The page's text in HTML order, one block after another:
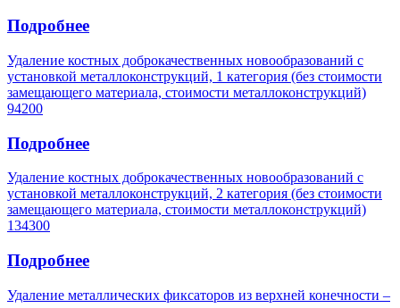
Подробнее
Удаление костных доброкачественных новообразований с
установкой металлоконструкций, 1 категория (без стоимости
замещающего материала, стоимости металлоконструкций)
94200
Подробнее
Удаление костных доброкачественных новообразований с
установкой металлоконструкций, 2 категория (без стоимости
замещающего материала, стоимости металлоконструкций)
134300
Подробнее
Удаление металлических фиксаторов из верхней конечности –